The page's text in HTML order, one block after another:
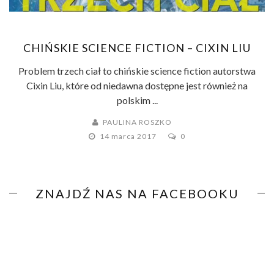
CHIŃSKIE SCIENCE FICTION – CIXIN LIU
Problem trzech ciał to chińskie science fiction autorstwa
Cixin Liu, które od niedawna dostępne jest również na
polskim ...
PAULINA ROSZKO
14 marca 2017
0
ZNAJDŹ NAS NA FACEBOOKU